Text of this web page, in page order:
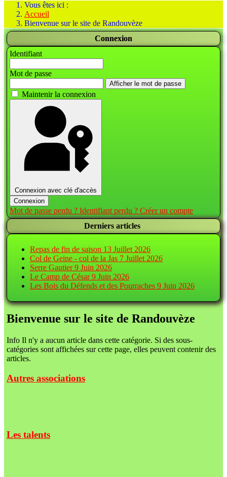
Vous êtes ici :
Accueil
Bienvenue sur le site de Randouvèze
Connexion
Identifiant
Mot de passe
Afficher le mot de passe
Maintenir la connexion
Connexion avec clé d'accès
Connexion
Mot de passe perdu ? Identifiant perdu ? Créer un compte
Derniers articles
Repas de fin de saison 13 Juillet 2026
Col de Geine - col de la Jas 7 Juillet 2026
Serre Gautier9 Juin 2026
Le Camp de César9 Juin 2026
Les Bois du Défends et des Pourraches 9 Juin 2026
Bienvenue sur le site de Randouvèze
Info Il n'y a aucun article dans cette catégorie. Si des sous-
catégories sont affichées sur cette page, elles peuvent contenir des
articles.
Autres associations
Les talents